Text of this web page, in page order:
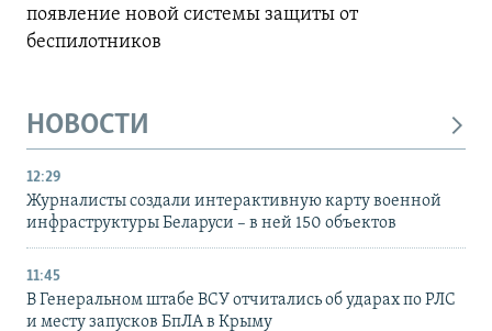
появление новой системы защиты от
беспилотников
НОВОСТИ
12:29
Журналисты создали интерактивную карту военной
инфраструктуры Беларуси – в ней 150 объектов
11:45
В Генеральном штабе ВСУ отчитались об ударах по РЛС
и месту запусков БпЛА в Крыму